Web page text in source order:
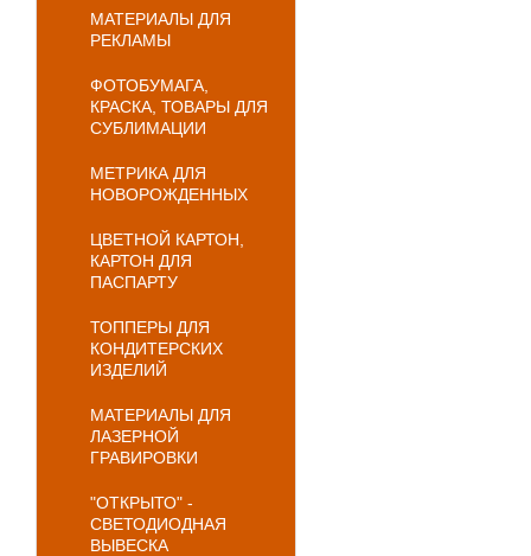
МАТЕРИАЛЫ ДЛЯ
РЕКЛАМЫ
ФОТОБУМАГА,
КРАСКА, ТОВАРЫ ДЛЯ
СУБЛИМАЦИИ
МЕТРИКА ДЛЯ
НОВОРОЖДЕННЫХ
ЦВЕТНОЙ КАРТОН,
КАРТОН ДЛЯ
ПАСПАРТУ
ТОППЕРЫ ДЛЯ
КОНДИТЕРСКИХ
ИЗДЕЛИЙ
МАТЕРИАЛЫ ДЛЯ
ЛАЗЕРНОЙ
ГРАВИРОВКИ
"ОТКРЫТО" -
СВЕТОДИОДНАЯ
ВЫВЕСКА